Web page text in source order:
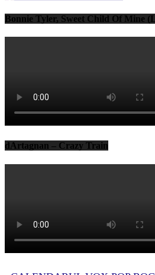
Bonnie Tyler, Sweet Child Of Mine
dArtagnan – Crazy Train